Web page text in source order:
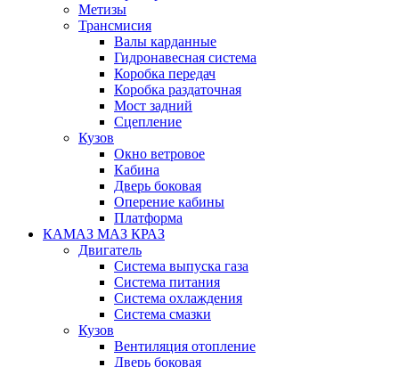
Метизы
Трансмисия
Валы карданные
Гидронавесная система
Коробка передач
Коробка раздаточная
Мост задний
Сцепление
Кузов
Окно ветровое
Кабина
Дверь боковая
Оперение кабины
Платформа
КАМАЗ МАЗ КРАЗ
Двигатель
Система выпуска газа
Система питания
Система охлаждения
Система смазки
Кузов
Вентиляция отопление
Дверь боковая